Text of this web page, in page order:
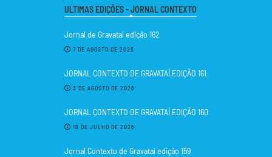
ULTIMAS EDIÇÕES - JORNAL CONTEXTO
Jornal de Gravataí edição 162
7 DE AGOSTO DE 2026
JORNAL CONTEXTO DE GRAVATAÍ EDIÇÃO 161
3 DE AGOSTO DE 2026
JORNAL CONTEXTO DE GRAVATAÍ EDIÇÃO 160
18 DE JULHO DE 2026
Jornal Contexto de Gravataí edição 159